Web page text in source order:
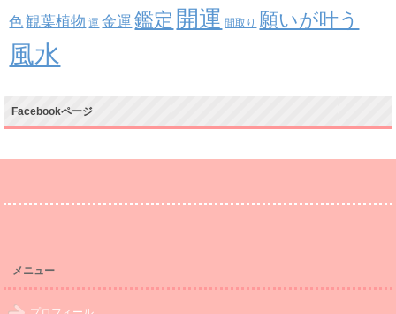
色 観葉植物 運 金運 鑑定 開運 間取り 願いが叶う
風水
Facebookページ
メニュー